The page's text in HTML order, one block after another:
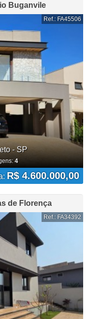
Buganvile
Ref.: FA45506
- SP
4
R$ 4.600.000,00
de Florença
Ref.: FA34392